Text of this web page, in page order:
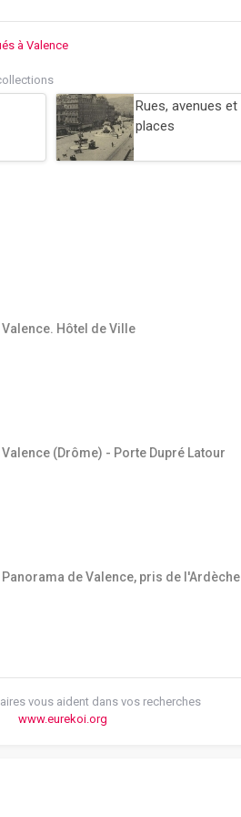
à Valence
Rues, avenues et
places
Valence. Hôtel de Ville
Valence (Drôme) - Porte Dupré Latour
Panorama de Valence, pris de l'Ardèche
vous aident dans vos recherches
www.eurekoi.org